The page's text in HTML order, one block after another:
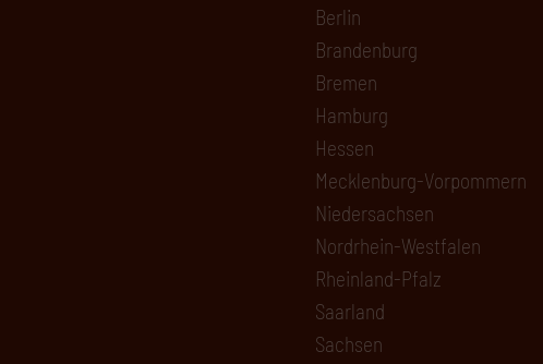
Berlin
Brandenburg
Bremen
Hamburg
Hessen
Mecklenburg-Vorpommern
Niedersachsen
Nordrhein-Westfalen
Rheinland-Pfalz
Saarland
Sachsen